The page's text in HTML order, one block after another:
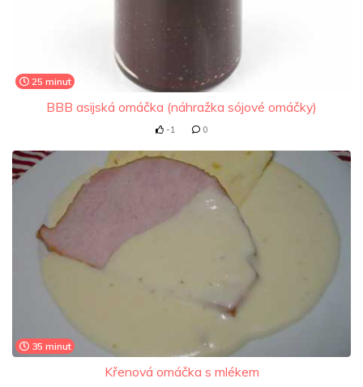
25 minut
BBB asijská omáčka (náhražka sójové omáčky)
-1 0
35 minut
Křenová omáčka s mlékem